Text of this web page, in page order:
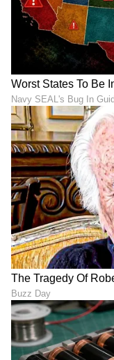
DOWNLOAD
RECOMMENDED
Rehane: ಗಾವಸ್ಕರ್ Vs
ತೆಂಡೂಲ್ಕರ್; ಯಾರು
ಕ್ಷಣಕಾಲ ಮೌನಕ್ಕೆ ಜಾರಿದ
ಕೊಟ್ಟ 'ಮಾಸ್‌' ಉತ್ತರ